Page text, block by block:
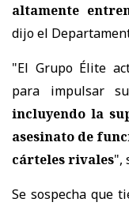
altamente
dijo el
"El Grupo Élite
para impulsar
incluyendo la
asesinato de
cárteles rivales",
Se sospecha que